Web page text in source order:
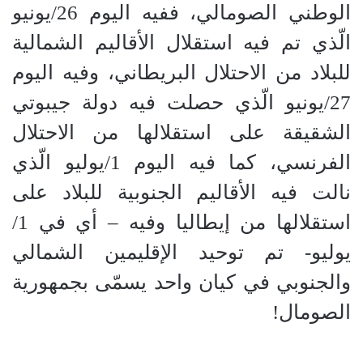
الوطني الصومالي، ففيه اليوم 26/يونيو
الّذي تم فيه استقلال الأقاليم الشمالية
للبلاد من الاحتلال البريطاني، وفيه اليوم
27/يونيو الّذي حصلت فيه دولة جيبوتي
الشقيقة على استقلالها من الاحتلال
الفرنسي، كما فيه اليوم 1/يوليو الّذي
نالت فيه الأقاليم الجنوبية للبلاد على
استقلالها من إيطاليا وفيه – أي في 1/
يوليو- تم توحيد الإقليمين الشمالي
والجنوبي في كيان واحد يسمّى بجمهورية
الصومال!